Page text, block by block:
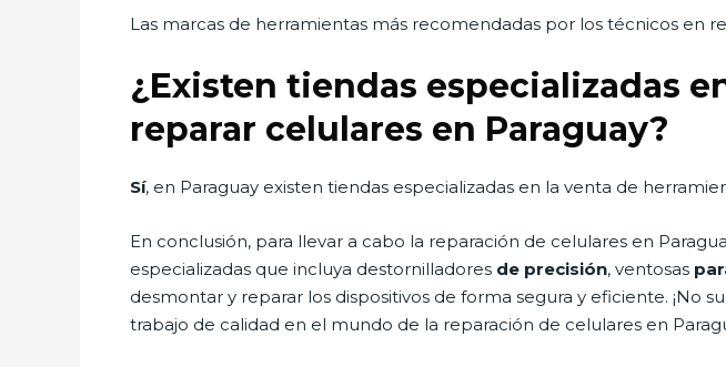
Las marcas de herramientas más recomendadas por los técnicos en
¿Existen tiendas especializadas
reparar celulares en Paraguay?
Sí, en Paraguay existen tiendas especializadas en la venta de
En conclusión, para llevar a cabo la reparación de celulares en
especializadas que incluya destornilladores de precisión, ventosas
desmontar y reparar los dispositivos de forma segura y eficiente.
trabajo de calidad en el mundo de la reparación de celulares en